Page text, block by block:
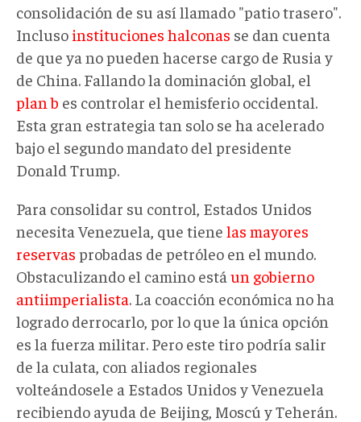
consolidación de su así llamado "patio trasero".
Incluso instituciones halconas se dan cuenta
de que ya no pueden hacerse cargo de Rusia y
de China. Fallando la dominación global, el
plan b es controlar el hemisferio occidental.
Esta gran estrategia tan solo se ha acelerado
bajo el segundo mandato del presidente
Donald Trump.
Para consolidar su control, Estados Unidos
necesita Venezuela, que tiene las mayores
reservas probadas de petróleo en el mundo.
Obstaculizando el camino está un gobierno
antiimperialista. La coacción económica no ha
logrado derrocarlo, por lo que la única opción
es la fuerza militar. Pero este tiro podría salir
de la culata, con aliados regionales
volteándosele a Estados Unidos y Venezuela
recibiendo ayuda de Beijing, Moscú y Teherán.